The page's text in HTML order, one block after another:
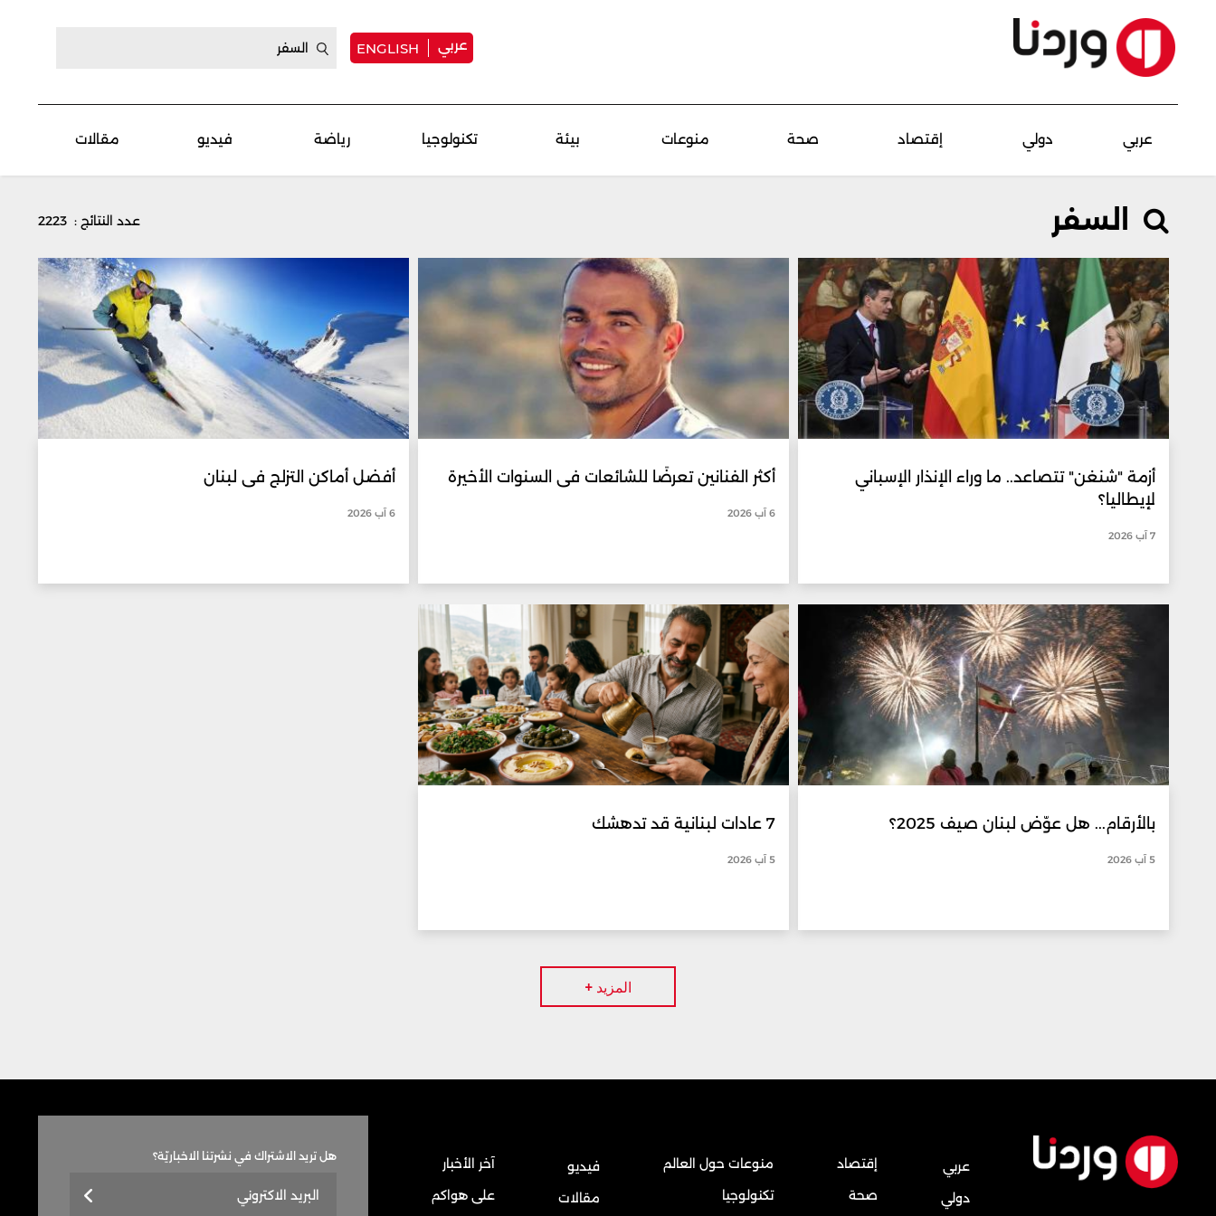
عربي ENGLISH
عربي دولي إقتصاد صحة منوعات بيئة تكنولوجيا رياضة فيديو مقالات
السفر عدد النتائج : 2223
أزمة "شنغن" تتصاعد.. ما وراء الإنذار الإسباني
لإيطاليا؟
7 آب 2026
أكثر الفنانين تعرضًا للشائعات في السنوات الأخيرة
6 آب 2026
أفضل أماكن التزلج في لبنان
6 آب 2026
بالأرقام... هل عوّض لبنان صيف 2025؟
5 آب 2026
7 عادات لبنانية قد تدهشك
5 آب 2026
المزيد +
عربي
دولي
إقتصاد
صحة
منوعات حول العالم
تكنولوجيا
فيديو
مقالات
آخر الأخبار
على هواكم
هل تريد الاشتراك في نشرتنا الاخباريّة؟